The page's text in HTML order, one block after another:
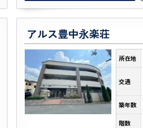
アルス豊中永楽荘
所在地
交通
築年数
階数